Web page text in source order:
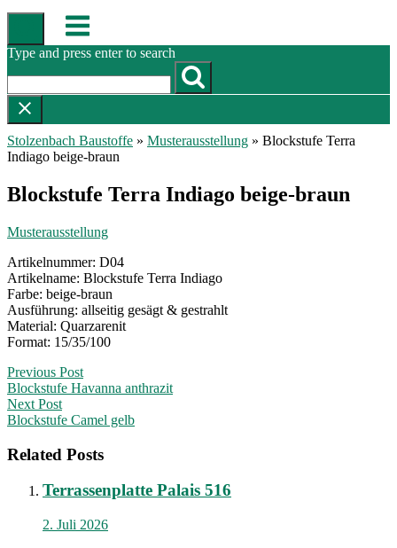
Skip
content
Menu
Type and press enter to search
Stolzenbach Baustoffe » Musterausstellung » Blockstufe Terra
Indiago beige-braun
Blockstufe Terra Indiago beige-braun
Musterausstellung
Artikelnummer: D04
Artikelname: Blockstufe Terra Indiago
Farbe: beige-braun
Ausführung: allseitig gesägt & gestrahlt
Material: Quarzarenit
Format: 15/35/100
Post
navigation
Previous Post
Blockstufe Havanna anthrazit
Next Post
Blockstufe Camel gelb
Related Posts
Terrassenplatte Palais 516
2. Juli 2026